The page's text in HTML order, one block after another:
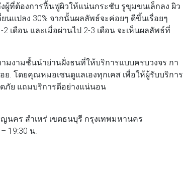
ผู้ที่ต้องการฟื้นฟูผิวให้แน่นกระชับ รูขุมขนเล็กลง ผิว
นแปลง 30% จากนั้นผลลัพธ์จะค่อยๆ ดีขึ้นเรื่อยๆ
เดือน และเมื่อผ่านไป 2-3 เดือน จะเห็นผลลัพธ์ที่
มงามชั้นนำย่านฝั่งธนที่ให้บริการแบบครบวงจร กา
. โดยคุณหมอเซนดูแลเองทุกเคส เพื่อให้ผู้รับบริการ
ภัย แถมบริการดีอย่างแน่นอน
นคร สำเหร่ เขตธนบุรี กรุงเทพมหานคร
19:30 น.